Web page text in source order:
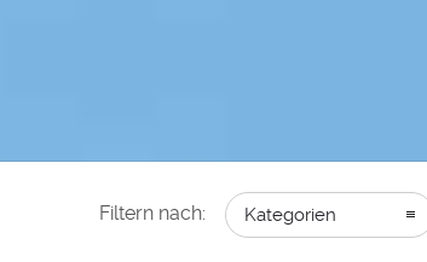
Filtern nach: Kategorien